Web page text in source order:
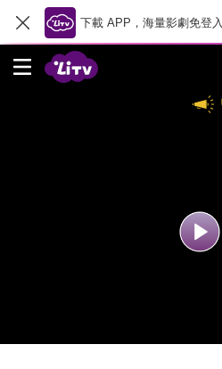
下載 APP，海量影劇免登